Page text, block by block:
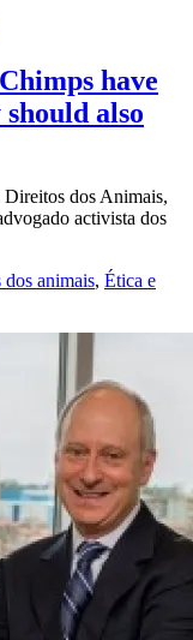
have
also
dos Animais,
activista dos
animais, Ética e